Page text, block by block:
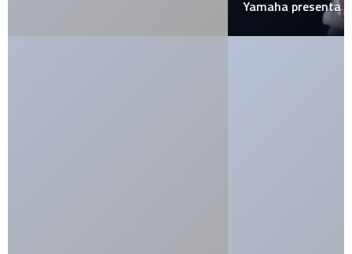
Yamaha presenta la nueva forma de hacer música